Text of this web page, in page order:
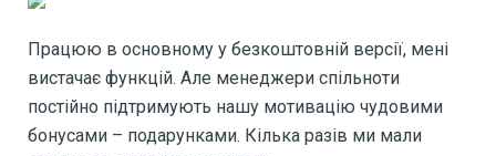
Працюю в основному у безкоштовній версії, мені
вистачає функцій. Але менеджери спільноти
постійно підтримують нашу мотивацію чудовими
бонусами – подарунками. Кілька разів ми мали